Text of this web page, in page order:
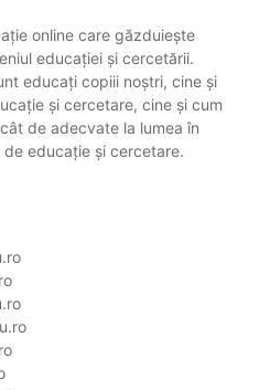
online care găzduiește
educației și cercetării.
educați copiii noștri, cine și
și cercetare, cine și cum
de adecvate la lumea în
educație și cercetare.